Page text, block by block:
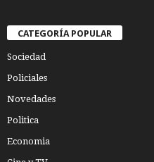
CATEGORÍA POPULAR
Sociedad
Policiales
Novedades
Politica
Economia